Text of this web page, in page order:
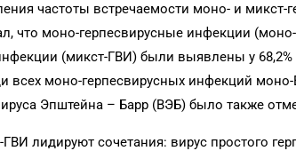
частоты встречаемости моно- и микст-
что моно-герпесвирусные инфекции
(микст-ГВИ) были выявлены у
всех моно-герпесвирусных инфекций
Эпштейна – Барр (ВЭБ) было также
ГВИ лидируют сочетания: вирус простого